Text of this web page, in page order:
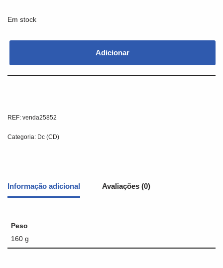
Em stock
Adicionar
REF: venda25852
Categoria: Dc (CD)
Informação adicional Avaliações (0)
Peso
160 g